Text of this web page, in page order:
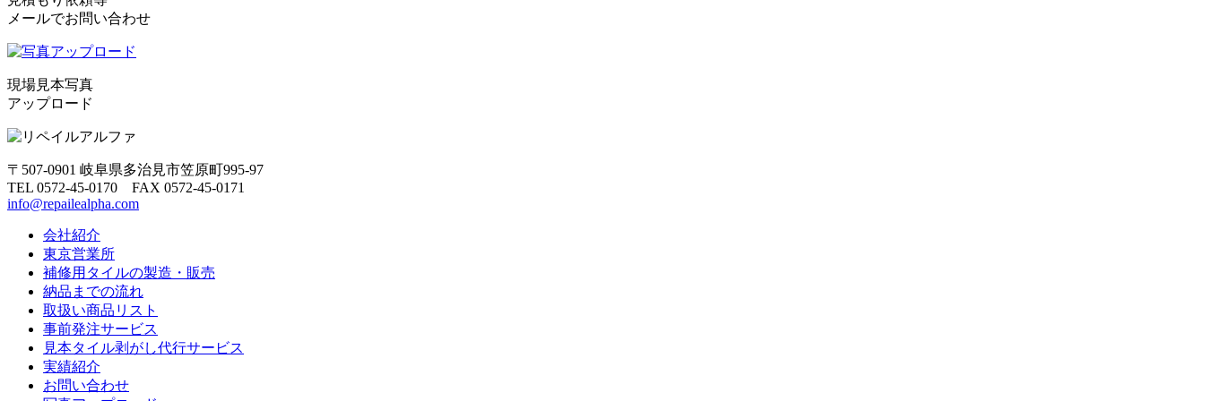
メールでお問い合わせ
現場見本写真
アップロード
〒507-0901 岐阜県多治見市笠原町995-97
TEL 0572-45-0170 FAX 0572-45-0171
info@repailealpha.com
会社紹介
東京営業所
補修用タイルの製造・販売
納品までの流れ
取扱い商品リスト
事前発注サービス
見本タイル剥がし代行サービス
実績紹介
お問い合わせ